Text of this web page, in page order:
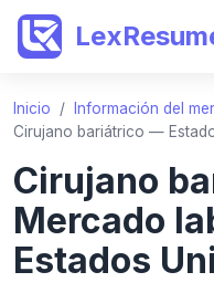
Inicio / Información del
Cirujano bariátrico —
Cirujano
Mercado
Estados